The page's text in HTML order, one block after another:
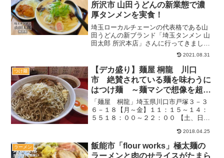
所沢市 山田うどんの新業態で濃
厚タンメンを実食！
埼玉ローカルチェーンの代表格である山
田うどんの新ブランド「埼玉タンメン 山
田太郎 所沢本店」さんに行ってきまし
た。2021年7月にオープンした新店です
ね！メインである濃厚タンメンを食べつ
つ、気になるメニューもチェックしてき
たので、行く前にぜ...
2021.08.31
つけ麺
【デカ盛り】麺屋 桐龍 川口
市 絶賛されている麺を味わうに
はつけ麺 ～麺マシで想像を超え
る盛りが登場～【自家製麺】
「麺屋 桐龍」埼玉県川口市戸塚３－３
６－１８【月～金】１１：１５～１４：
５５１８：００～２２：００ 【土、日】
０まで）（通し営業）・材料切れ次第終
了基本は上記だが、夏休みなどこれがす
べてではないので、事前...
2018.04.25
ラーメン
飯能市「flour works」極太麺の
ラーメンと肉のせライスがたまら